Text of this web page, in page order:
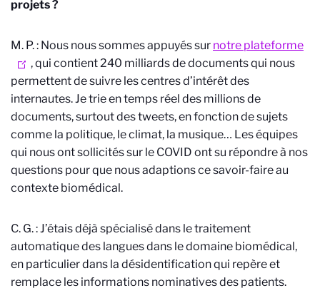
projets ?
M. P. : Nous nous sommes appuyés sur notre plateforme
, qui contient 240 milliards de documents qui nous
permettent de suivre les centres d’intérêt des
internautes. Je trie en temps réel des millions de
documents, surtout des tweets, en fonction de sujets
comme la politique, le climat, la musique… Les équipes
qui nous ont sollicités sur le COVID ont su répondre à nos
questions pour que nous adaptions ce savoir-faire au
contexte biomédical.
C. G. : J’étais déjà spécialisé dans le traitement
automatique des langues dans le domaine biomédical,
en particulier dans la désidentification qui repère et
remplace les informations nominatives des patients.